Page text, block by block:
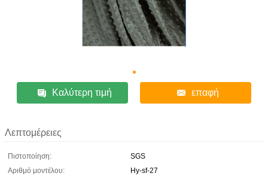
Καλύτερη τιμή επαφή
Λεπτομέρειες
Πιστοποίηση:
SGS
Αριθμό μοντέλου:
Hy-sf-27